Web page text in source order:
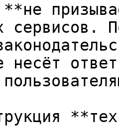
**не
сервисов.
несёт